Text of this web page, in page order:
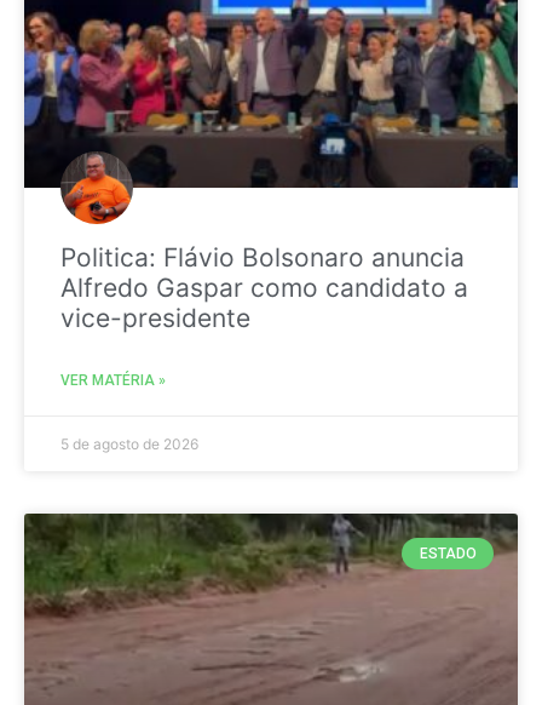
Politica: Flávio Bolsonaro anuncia
Alfredo Gaspar como candidato a
vice-presidente
VER MATÉRIA »
5 de agosto de 2026
ESTADO